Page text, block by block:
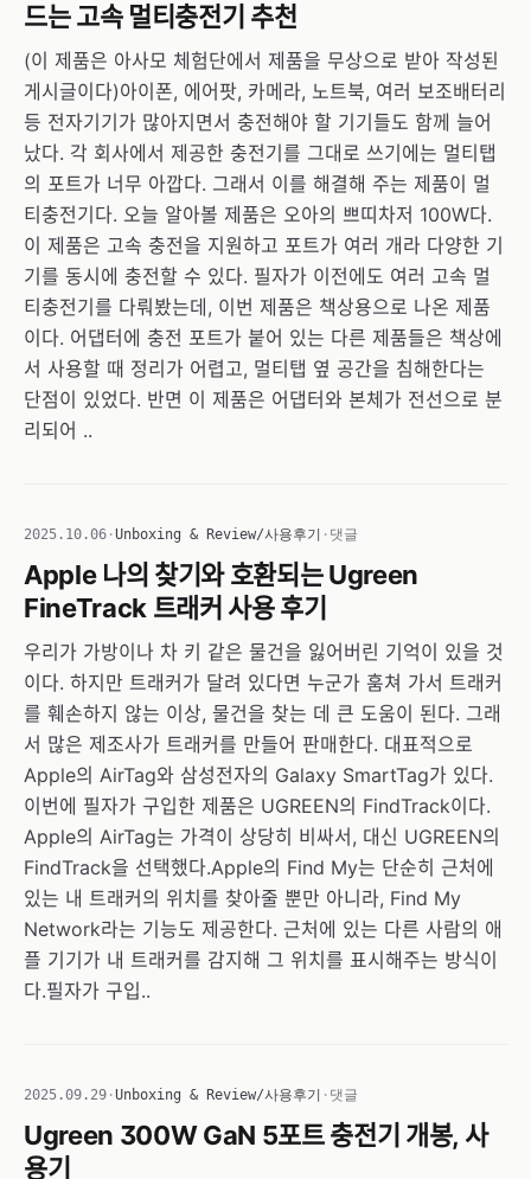
드는 고속 멀티충전기 추천
(이 제품은 아사모 체험단에서 제품을 무상으로 받아 작성된
게시글이다)아이폰, 에어팟, 카메라, 노트북, 여러 보조배터리
등 전자기기가 많아지면서 충전해야 할 기기들도 함께 늘어
났다. 각 회사에서 제공한 충전기를 그대로 쓰기에는 멀티탭
의 포트가 너무 아깝다. 그래서 이를 해결해 주는 제품이 멀
티충전기다. 오늘 알아볼 제품은 오아의 쁘띠차저 100W다.
이 제품은 고속 충전을 지원하고 포트가 여러 개라 다양한 기
기를 동시에 충전할 수 있다. 필자가 이전에도 여러 고속 멀
티충전기를 다뤄봤는데, 이번 제품은 책상용으로 나온 제품
이다. 어댑터에 충전 포트가 붙어 있는 다른 제품들은 책상에
서 사용할 때 정리가 어렵고, 멀티탭 옆 공간을 침해한다는
단점이 있었다. 반면 이 제품은 어댑터와 본체가 전선으로 분
리되어 ..
2025.10.06 ·Unboxing & Review/사용후기 · 댓글
Apple 나의 찾기와 호환되는 Ugreen
FineTrack 트래커 사용 후기
우리가 가방이나 차 키 같은 물건을 잃어버린 기억이 있을 것
이다. 하지만 트래커가 달려 있다면 누군가 훔쳐 가서 트래커
를 훼손하지 않는 이상, 물건을 찾는 데 큰 도움이 된다. 그래
서 많은 제조사가 트래커를 만들어 판매한다. 대표적으로
Apple의 AirTag와 삼성전자의 Galaxy SmartTag가 있다.
이번에 필자가 구입한 제품은 UGREEN의 FindTrack이다.
Apple의 AirTag는 가격이 상당히 비싸서, 대신 UGREEN의
FindTrack을 선택했다.Apple의 Find My는 단순히 근처에
있는 내 트래커의 위치를 찾아줄 뿐만 아니라, Find My
Network라는 기능도 제공한다. 근처에 있는 다른 사람의 애
플 기기가 내 트래커를 감지해 그 위치를 표시해주는 방식이
다.필자가 구입..
2025.09.29 ·Unboxing & Review/사용후기 · 댓글
Ugreen 300W GaN 5포트 충전기 개봉, 사
용기